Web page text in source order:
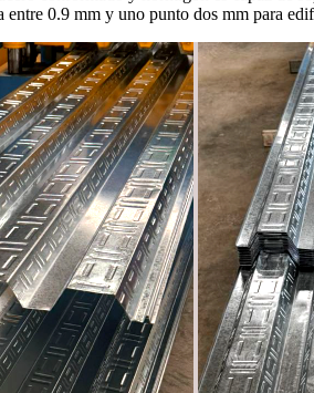
entre 0.9 mm y uno punto dos mm para